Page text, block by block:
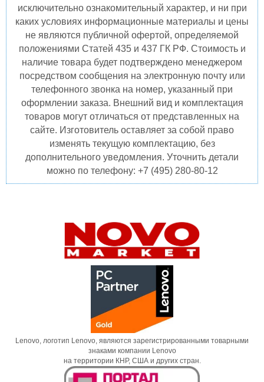
исключительно ознакомительный характер, и ни при
каких условиях информационные материалы и цены
не являются публичной офертой, определяемой
положениями Статей 435 и 437 ГК РФ. Стоимость и
наличие товара будет подтверждено менеджером
посредством сообщения на электронную почту или
телефонного звонка на номер, указанный при
оформлении заказа. Внешний вид и комплектация
товаров могут отличаться от представленных на
сайте. Изготовитель оставляет за собой право
изменять текущую комплектацию, без
дополнительного уведомления. Уточнить детали
можно по телефону: +7 (495) 280-80-12
Lenovo, логотип Lenovo, являются зарегистрированными товарными
знаками компании Lenovo
на территории КНР, США и других стран.